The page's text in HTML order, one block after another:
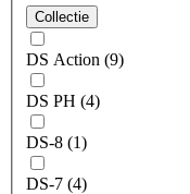
Collectie
DS Action (9)
DS PH (4)
DS-8 (1)
DS-7 (4)